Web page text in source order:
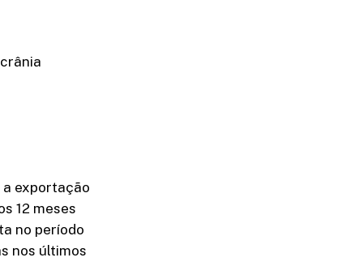
a exportação
12 meses
no período
nos últimos